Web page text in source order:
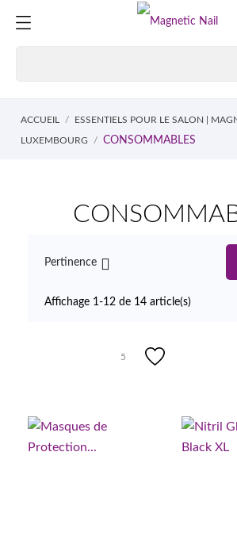
ACCUEIL ESSENTIELS POUR LE SALON |
LUXEMBOURG CONSOMMABLES
Pertinence 
Affichage 1-12 de 14 article(s)
5